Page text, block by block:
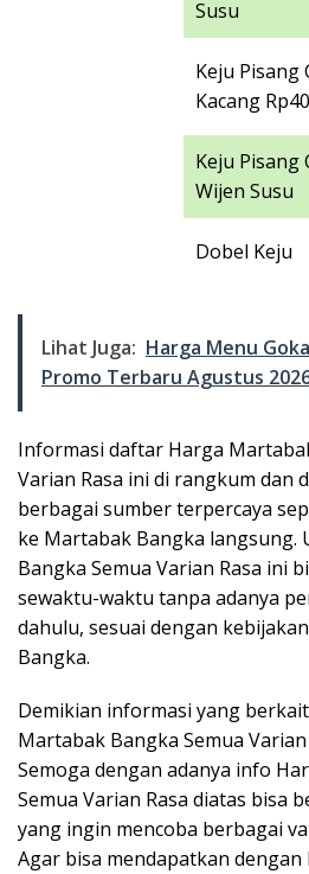
Susu
Keju Pisang
Kacang
Keju Pisang
Wijen Susu
Dobel Keju
Lihat Juga: Harga Menu
Promo Terbaru Agustus
Informasi daftar Harga
Varian Rasa ini di rangkum dan
berbagai sumber terpercaya
ke Martabak Bangka
Bangka Semua Varian Rasa ini
sewaktu-waktu tanpa adanya
dahulu, sesuai dengan
Bangka.
Demikian informasi yang
Martabak Bangka Semua
Semoga dengan adanya info
Semua Varian Rasa diatas bisa
yang ingin mencoba berbagai
Agar bisa mendapatkan